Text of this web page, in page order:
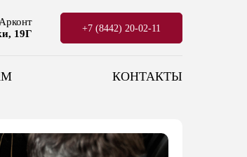
Арконт
19Г
+7 (8442) 20-02-11
КОНТАКТЫ